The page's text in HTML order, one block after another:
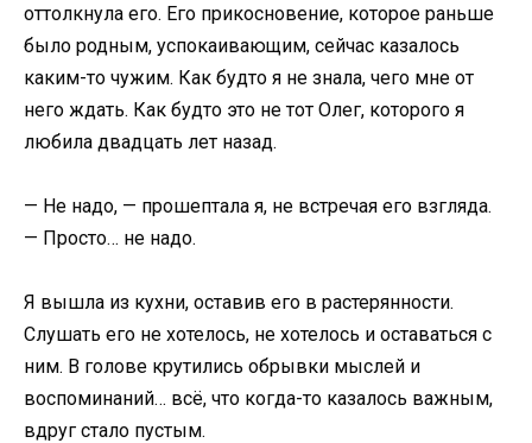
оттолкнула его. Его прикосновение, которое раньше
было родным, успокаивающим, сейчас казалось
каким-то чужим. Как будто я не знала, чего мне от
него ждать. Как будто это не тот Олег, которого я
любила двадцать лет назад.
— Не надо, — прошептала я, не встречая его взгляда.
— Просто… не надо.
Я вышла из кухни, оставив его в растерянности.
Слушать его не хотелось, не хотелось и оставаться с
ним. В голове крутились обрывки мыслей и
воспоминаний… всё, что когда-то казалось важным,
вдруг стало пустым.